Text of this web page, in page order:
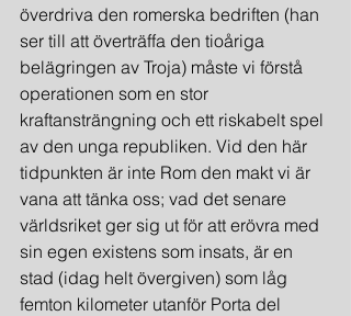
överdriva den romerska bedriften (han
ser till att överträffa den tioåriga
belägringen av Troja) måste vi förstå
operationen som en stor
kraftansträngning och ett riskabelt spel
av den unga republiken. Vid den här
tidpunkten är inte Rom den makt vi är
vana att tänka oss; vad det senare
världsriket ger sig ut för att erövra med
sin egen existens som insats, är en
stad (idag helt övergiven) som låg
femton kilometer utanför Porta del